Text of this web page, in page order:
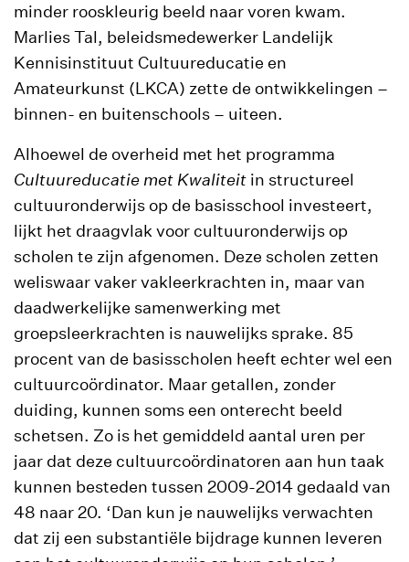
minder rooskleurig beeld naar voren kwam.
Marlies Tal, beleidsmedewerker Landelijk
Kennisinstituut Cultuureducatie en
Amateurkunst (LKCA) zette de ontwikkelingen –
binnen- en buitenschools – uiteen.
Alhoewel de overheid met het programma
Cultuureducatie met Kwaliteit in structureel
cultuuronderwijs op de basisschool investeert,
lijkt het draagvlak voor cultuuronderwijs op
scholen te zijn afgenomen. Deze scholen zetten
weliswaar vaker vakleerkrachten in, maar van
daadwerkelijke samenwerking met
groepsleerkrachten is nauwelijks sprake. 85
procent van de basisscholen heeft echter wel een
cultuurcoördinator. Maar getallen, zonder
duiding, kunnen soms een onterecht beeld
schetsen. Zo is het gemiddeld aantal uren per
jaar dat deze cultuurcoördinatoren aan hun taak
kunnen besteden tussen 2009-2014 gedaald van
48 naar 20. ‘Dan kun je nauwelijks verwachten
dat zij een substantiële bijdrage kunnen leveren